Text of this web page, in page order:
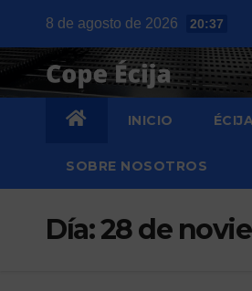
contenido
8 de agosto de 2026 20:37
INICIO
SOBRE NOSOTROS
Día:28 de